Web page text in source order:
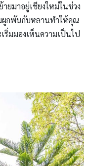
ายมาอยู่เชียงใหม่ในช่วง
ผูกพันกับหลานทำให้คุณ
ริ่มมองเห็นความเป็นไป